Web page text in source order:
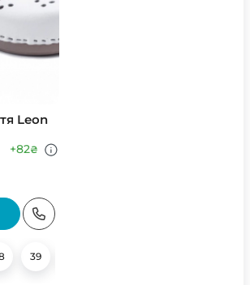
Leon
+82₴
39